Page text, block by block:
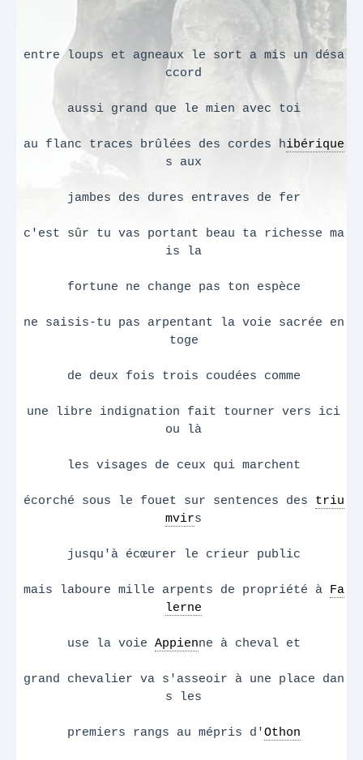
entre loups et agneaux le sort a mis un désa
ccord
aussi grand que le mien avec toi
au flanc traces brûlées des cordes hibérique
s aux
jambes des dures entraves de fer
c'est sûr tu vas portant beau ta richesse ma
is la
fortune ne change pas ton espèce
ne saisis-tu pas arpentant la voie sacrée en
toge
de deux fois trois coudées comme
une libre indignation fait tourner vers ici
ou là
les visages de ceux qui marchent
écorché sous le fouet sur sentences des triu
mvirs
jusqu'à écœurer le crieur public
mais laboure mille arpents de propriété à Fa
lerne
use la voie Appienne à cheval et
grand chevalier va s'asseoir à une place dan
s les
premiers rangs au mépris d'Othon